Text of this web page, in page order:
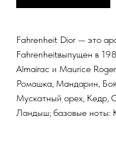
Fahrenheit Dior — это
Fahrenheitвыпущен в
Almairac и Maurice
Ромашка, Мандарин,
Мускатный орех, Кедр,
Ландыш; базовые ноты: